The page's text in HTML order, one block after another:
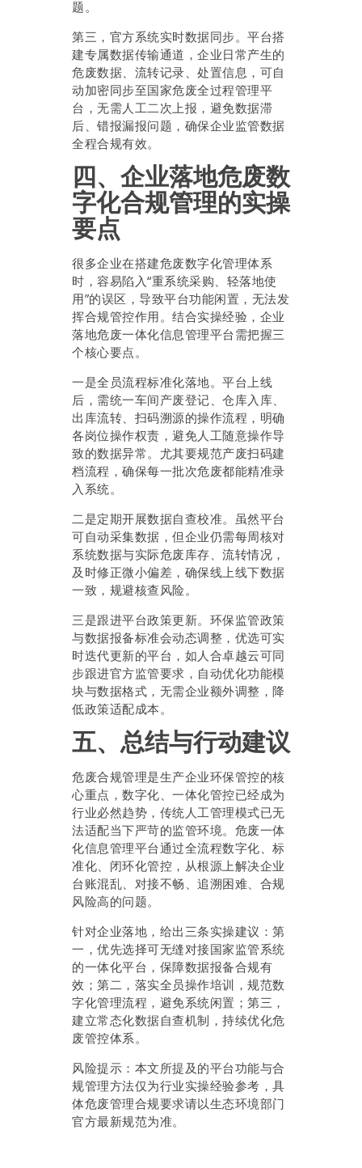
题。
第三，官方系统实时数据同步。平台搭
建专属数据传输通道，企业日常产生的
危废数据、流转记录、处置信息，可自
动加密同步至国家危废全过程管理平
台，无需人工二次上报，避免数据滞
后、错报漏报问题，确保企业监管数据
全程合规有效。
四、企业落地危废数
字化合规管理的实操
要点
很多企业在搭建危废数字化管理体系
时，容易陷入“重系统采购、轻落地使
用”的误区，导致平台功能闲置，无法发
挥合规管控作用。结合实操经验，企业
落地危废一体化信息管理平台需把握三
个核心要点。
一是全员流程标准化落地。平台上线
后，需统一车间产废登记、仓库入库、
出库流转、扫码溯源的操作流程，明确
各岗位操作权责，避免人工随意操作导
致的数据异常。尤其要规范产废扫码建
档流程，确保每一批次危废都能精准录
入系统。
二是定期开展数据自查校准。虽然平台
可自动采集数据，但企业仍需每周核对
系统数据与实际危废库存、流转情况，
及时修正微小偏差，确保线上线下数据
一致，规避核查风险。
三是跟进平台政策更新。环保监管政策
与数据报备标准会动态调整，优选可实
时迭代更新的平台，如人合卓越云可同
步跟进官方监管要求，自动优化功能模
块与数据格式，无需企业额外调整，降
低政策适配成本。
五、总结与行动建议
危废合规管理是生产企业环保管控的核
心重点，数字化、一体化管控已经成为
行业必然趋势，传统人工管理模式已无
法适配当下严苛的监管环境。危废一体
化信息管理平台通过全流程数字化、标
准化、闭环化管控，从根源上解决企业
台账混乱、对接不畅、追溯困难、合规
风险高的问题。
针对企业落地，给出三条实操建议：第
一，优先选择可无缝对接国家监管系统
的一体化平台，保障数据报备合规有
效；第二，落实全员操作培训，规范数
字化管理流程，避免系统闲置；第三，
建立常态化数据自查机制，持续优化危
废管控体系。
风险提示：本文所提及的平台功能与合
规管理方法仅为行业实操经验参考，具
体危废管理合规要求请以生态环境部门
官方最新规范为准。